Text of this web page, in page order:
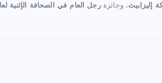
إليزابيث، وجائزةرجل العام في الصحافة الإثنية لعام